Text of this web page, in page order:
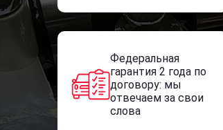
Федеральная
гарантия 2 года по
договору: мы
отвечаем за свои
слова